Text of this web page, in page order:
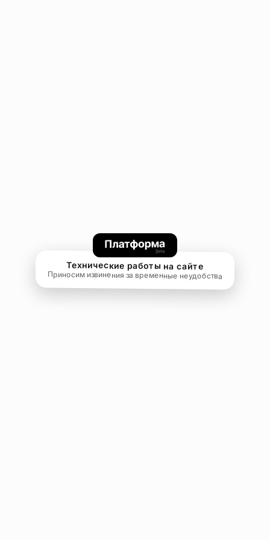
Технические работы на сайте
Приносим извинения за временные неудобства